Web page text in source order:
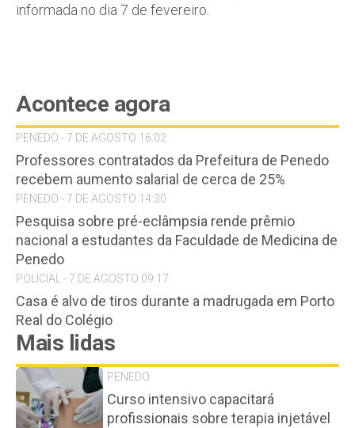
informada no dia 7 de fevereiro.
Acontece agora
PENEDO - 7 DE AGOSTO 16:02
Professores contratados da Prefeitura de Penedo
recebem aumento salarial de cerca de 25%
PENEDO - 7 DE AGOSTO 14:30
Pesquisa sobre pré-eclâmpsia rende prêmio
nacional a estudantes da Faculdade de Medicina de
Penedo
POLICIAL - 7 DE AGOSTO 09:17
Casa é alvo de tiros durante a madrugada em Porto
Real do Colégio
Mais lidas
PENEDO
Curso intensivo capacitará
profissionais sobre terapia injetável